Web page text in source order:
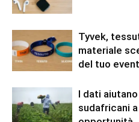
Tyvek,
materiale
del tuo
I dati
sudafricani